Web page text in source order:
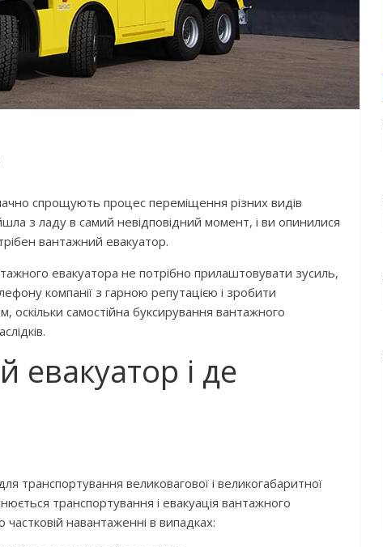
спрощують процес переміщення різних видів
з ладу в самий невідповідний момент, і ви опинилися
вантажний евакуатор.
евакуатора не потрібно прилаштовувати зусиль,
компанії з гарною репутацією і зробити
самостійна буксирування вантажного
і де
транспортування великовагової і великогабаритної
транспортування і евакуація вантажного
навантаженні в випадках: